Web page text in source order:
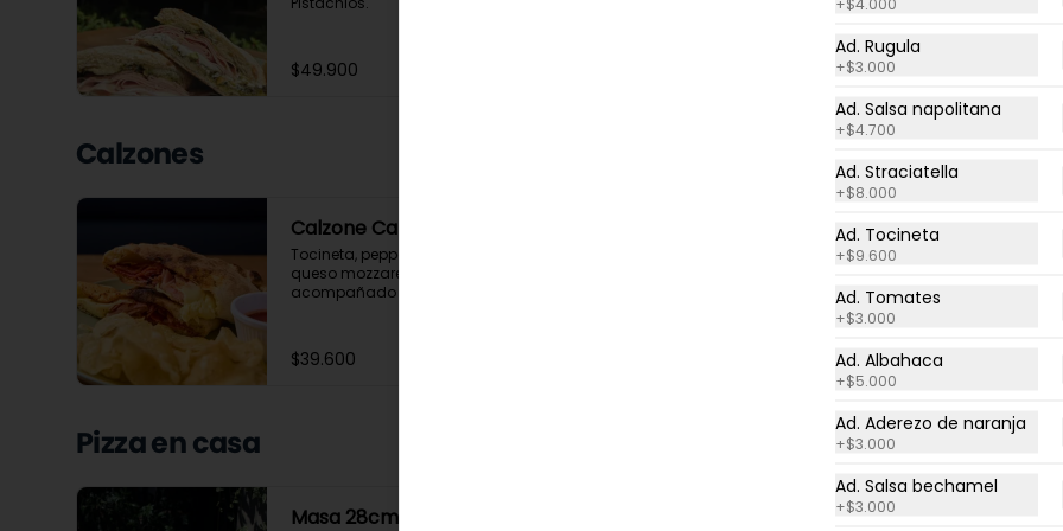
$49.900
Calzones
Calzone Carnes
Tocineta, pepperoni, jamon,
queso mozzarella;
acompañado de salsa
$39.600
Calzone Meatball
Albóndigas, cebolla y queso
casa o papas chip.
$36.400
Pizza en casa
Masa 28cms Toppings pizza en casa
Ad. Rugula
+$3.000
Ad. Salsa napolitana
+$4.700
Ad. Straciatella
+$8.000
Ad. Tocineta
+$9.600
Ad. Tomates
+$3.000
Ad. Albahaca
+$5.000
Ad. Aderezo de naranja
+$3.000
Ad. Salsa bechamel
+$3.000